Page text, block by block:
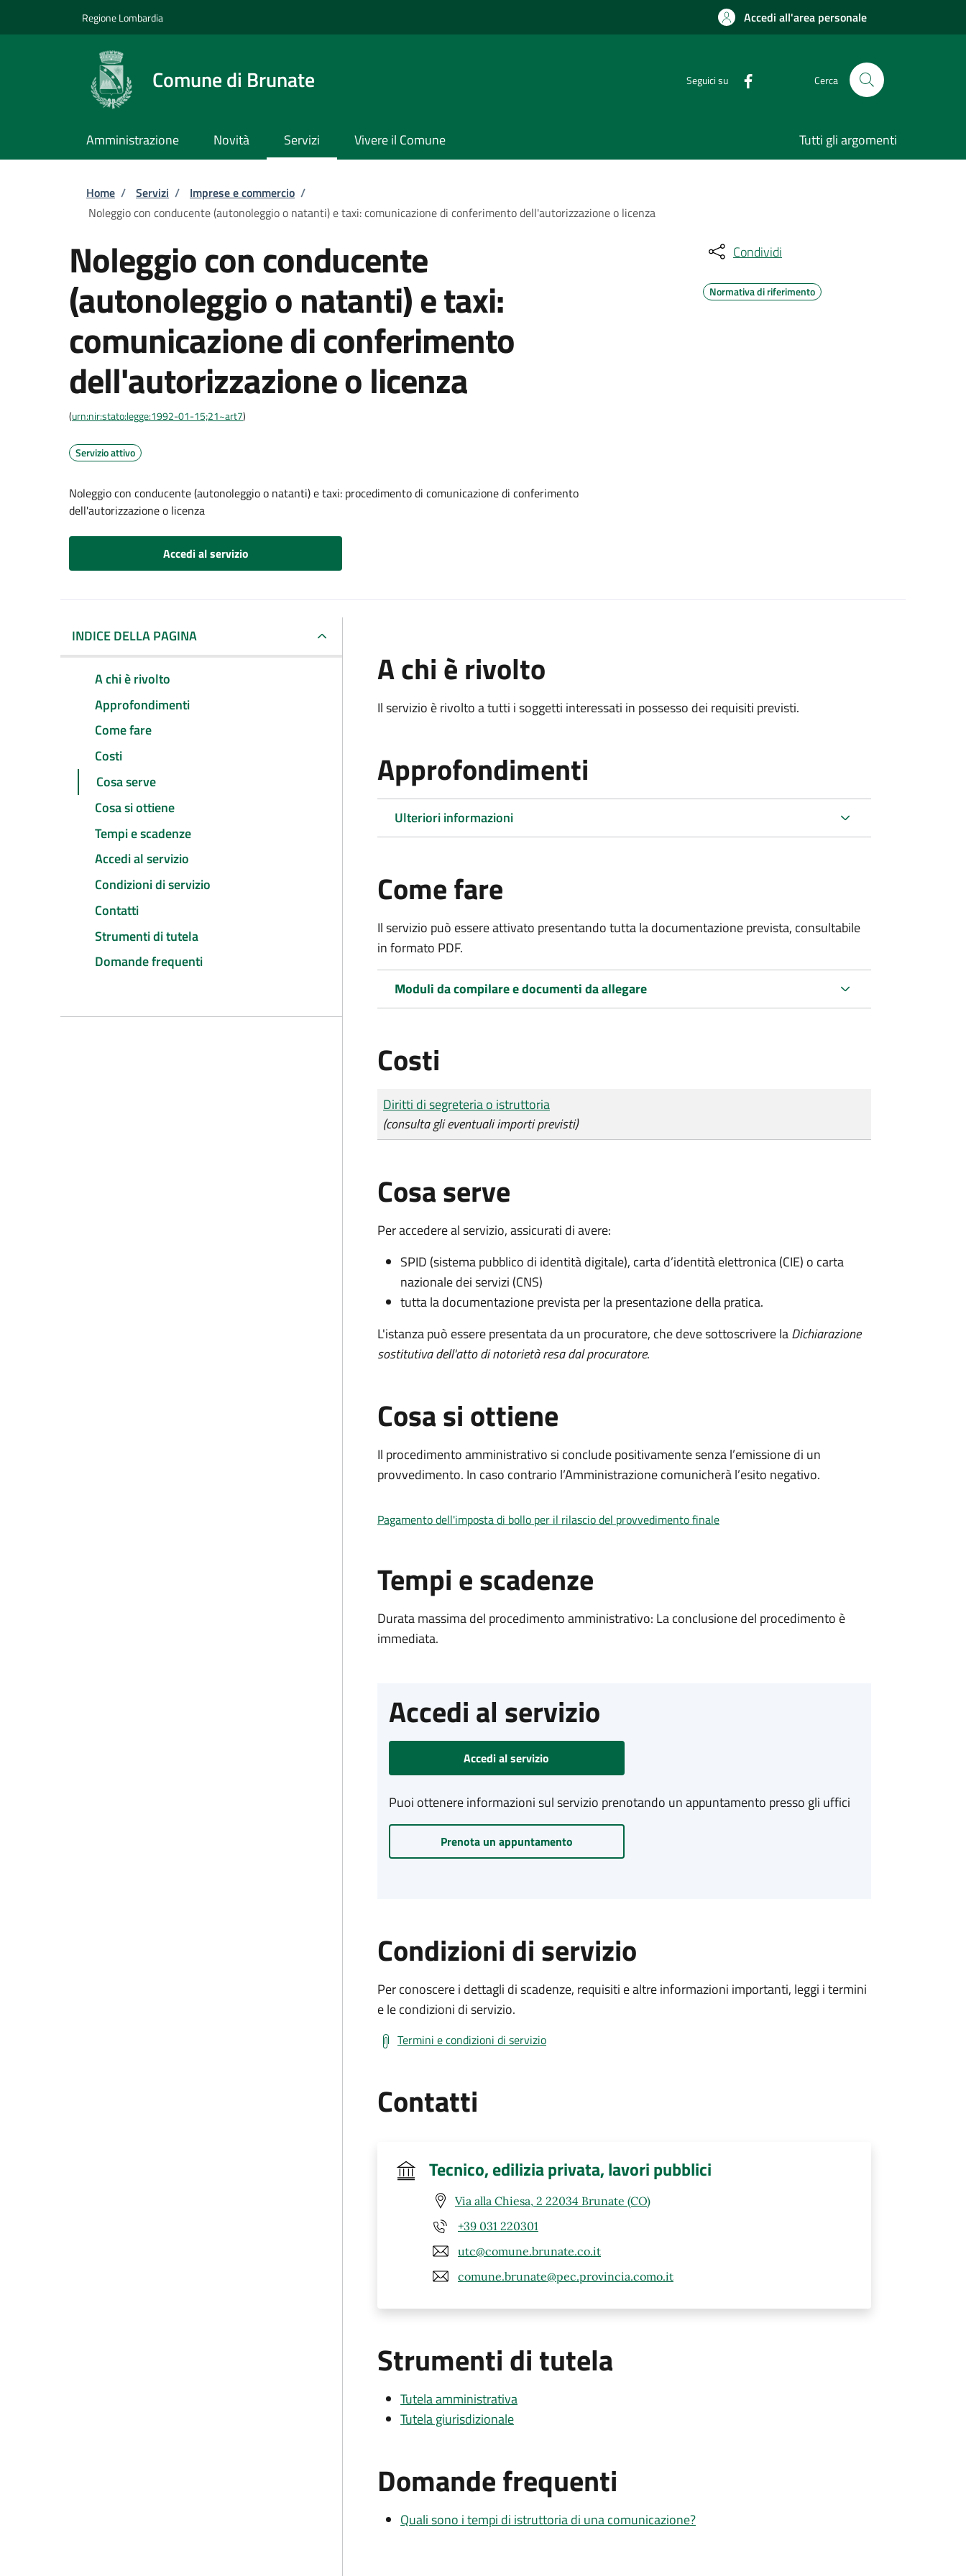
Regione Lombardia Accedi all'area personale
Comune di Brunate Seguici su Cerca
Amministrazione Novità Servizi Vivere il Comune Tutti gli argomenti
Briciole di pane
Home / Servizi / Imprese e commercio /
Noleggio con conducente (autonoleggio o natanti) e taxi: comunicazione di conferimento dell'autorizzazione o licenza
Noleggio con conducente
(autonoleggio o natanti) e taxi:
comunicazione di conferimento
dell'autorizzazione o licenza
(urn:nir:stato:legge:1992-01-15;21~art7)
Servizio attivo
Noleggio con conducente (autonoleggio o natanti) e taxi: procedimento di comunicazione di conferimento
dell'autorizzazione o licenza
Accedi al servizio
Condividi
Normativa di riferimento
INDICE DELLA PAGINA
A chi è rivolto
Approfondimenti
Come fare
Costi
Cosa serve
Cosa si ottiene
Tempi e scadenze
Accedi al servizio
Condizioni di servizio
Contatti
Strumenti di tutela
Domande frequenti
A chi è rivolto
Il servizio è rivolto a tutti i soggetti interessati in possesso dei requisiti previsti.
Approfondimenti
Ulteriori informazioni
Come fare
Il servizio può essere attivato presentando tutta la documentazione prevista, consultabile
in formato PDF.
Moduli da compilare e documenti da allegare
Costi
Tipo di pagamento
Importo
Diritti di segreteria o istruttoria
(consulta gli eventuali importi previsti)
Cosa serve
Per accedere al servizio, assicurati di avere:
SPID (sistema pubblico di identità digitale), carta d’identità elettronica (CIE) o carta
nazionale dei servizi (CNS)
tutta la documentazione prevista per la presentazione della pratica.
L'istanza può essere presentata da un procuratore, che deve sottoscrivere laDichiarazione
sostitutiva dell'atto di notorietà resa dal procuratore.
Cosa si ottiene
Il procedimento amministrativo si conclude positivamente senza l’emissione di un
provvedimento. In caso contrario l’Amministrazione comunicherà l’esito negativo.
Pagamento dell'imposta di bollo per il rilascio del provvedimento finale
Tempi e scadenze
Durata massima del procedimento amministrativo: La conclusione del procedimento è
immediata.
Accedi al servizio
Accedi al servizio
Puoi ottenere informazioni sul servizio prenotando un appuntamento presso gli uffici
Prenota un appuntamento
Condizioni di servizio
Per conoscere i dettagli di scadenze, requisiti e altre informazioni importanti, leggi i termini
e le condizioni di servizio.
Termini e condizioni di servizio
Contatti
Tecnico, edilizia privata, lavori pubblici
Via alla Chiesa, 2 22034 Brunate (CO)
+39 031 220301
utc@comune.brunate.co.it
comune.brunate@pec.provincia.como.it
Strumenti di tutela
Tutela amministrativa
Tutela giurisdizionale
Domande frequenti
Quali sono i tempi di istruttoria di una comunicazione?